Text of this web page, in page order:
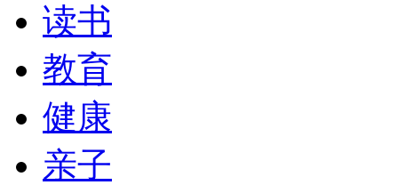
读书
教育
健康
亲子